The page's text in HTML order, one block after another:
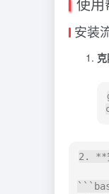
安装
2. **